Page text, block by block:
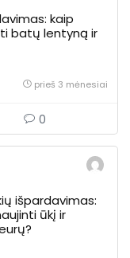
kaip
batų lentyną ir
prieš 3 mėnesiai
0
išpardavimas:
ūkį ir